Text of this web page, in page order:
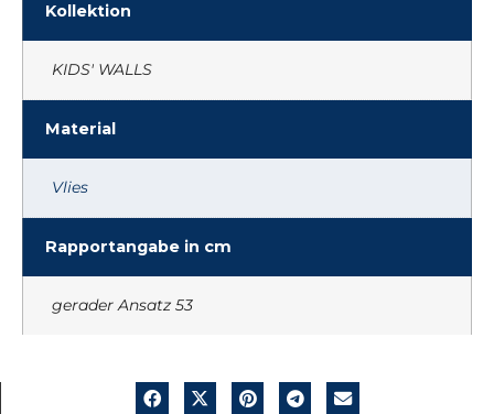
Kollektion
KIDS' WALLS
Material
Vlies
Rapportangabe in cm
gerader Ansatz 53